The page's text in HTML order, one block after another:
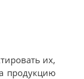
их,
продукцию